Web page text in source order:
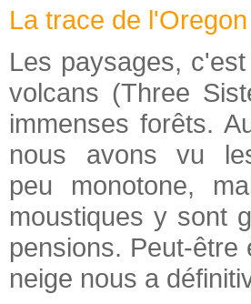
La trace de
Les paysages,
volcans (Three
immenses forêts.
nous avons vu
peu monotone,
moustiques y sont
pensions. Peut-
neige nous a